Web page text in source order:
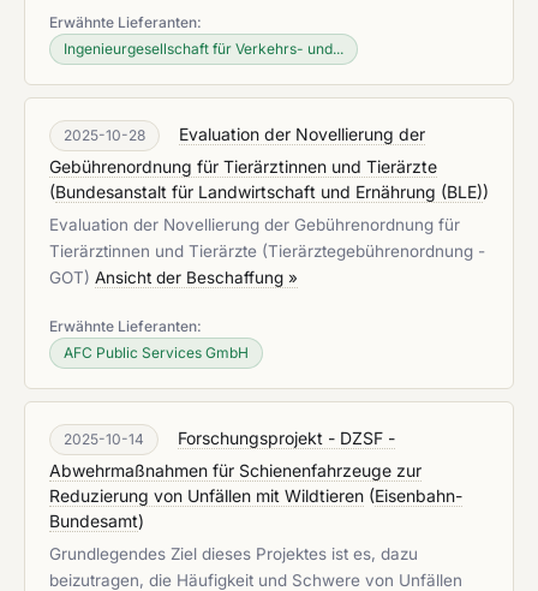
Erwähnte Lieferanten:
Ingenieurgesellschaft für Verkehrs- und...
2025-10-28
Evaluation der Novellierung der
Gebührenordnung für Tierärztinnen und Tierärzte
(Bundesanstalt für Landwirtschaft und Ernährung (BLE))
Evaluation der Novellierung der Gebührenordnung für
Tierärztinnen und Tierärzte (Tierärztegebührenordnung -
GOT) Ansicht der Beschaffung »
Erwähnte Lieferanten:
AFC Public Services GmbH
2025-10-14
Forschungsprojekt - DZSF -
Abwehrmaßnahmen für Schienenfahrzeuge zur
Reduzierung von Unfällen mit Wildtieren (Eisenbahn-
Bundesamt)
Grundlegendes Ziel dieses Projektes ist es, dazu
beizutragen, die Häufigkeit und Schwere von Unfällen